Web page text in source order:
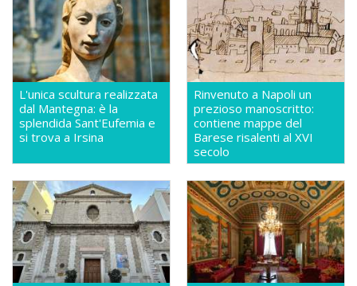
L'unica scultura realizzata
dal Mantegna: è la
splendida Sant'Eufemia e
si trova a Irsina
Rinvenuto a Napoli un
prezioso manoscritto:
contiene mappe del
Barese risalenti al XVI
secolo